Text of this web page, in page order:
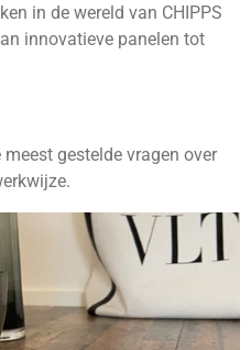
in de wereld van CHIPPS
innovatieve panelen tot
gestelde vragen over